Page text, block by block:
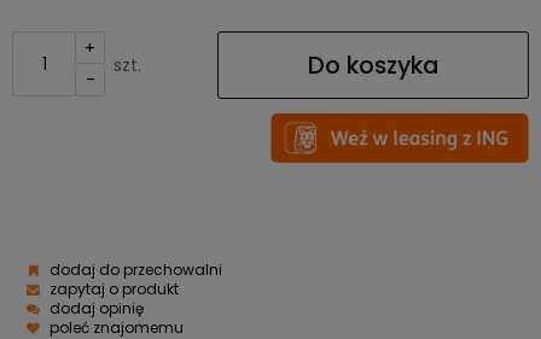
+
-
szt. Do koszyka
dodaj do przechowalni
zapytaj o produkt
dodaj opinię
poleć znajomemu